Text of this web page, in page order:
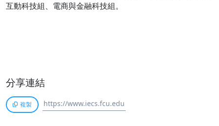
互動科技組、電商與金融科技組。
分享連結
複製